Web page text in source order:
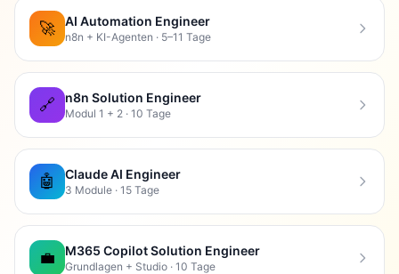
🚀 AI Automation Engineer
n8n + KI-Agenten · 5–11 Tage
🔗 n8n Solution Engineer
Modul 1 + 2 · 10 Tage
🤖 Claude AI Engineer
3 Module · 15 Tage
💼 M365 Copilot Solution Engineer
Grundlagen + Studio · 10 Tage